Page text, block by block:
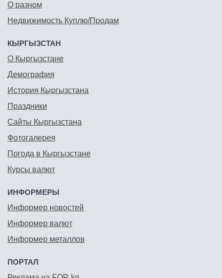
О разном
Недвижимость Куплю/Продам
КЫРГЫЗСТАН
О Кыргызстане
Демография
История Кыргызстана
Праздники
Сайты Кыргызстана
Фотогалерея
Погода в Кыргызстане
Курсы валют
ИНФОРМЕРЫ
Информер новостей
Информер валют
Информер металлов
ПОРТАЛ